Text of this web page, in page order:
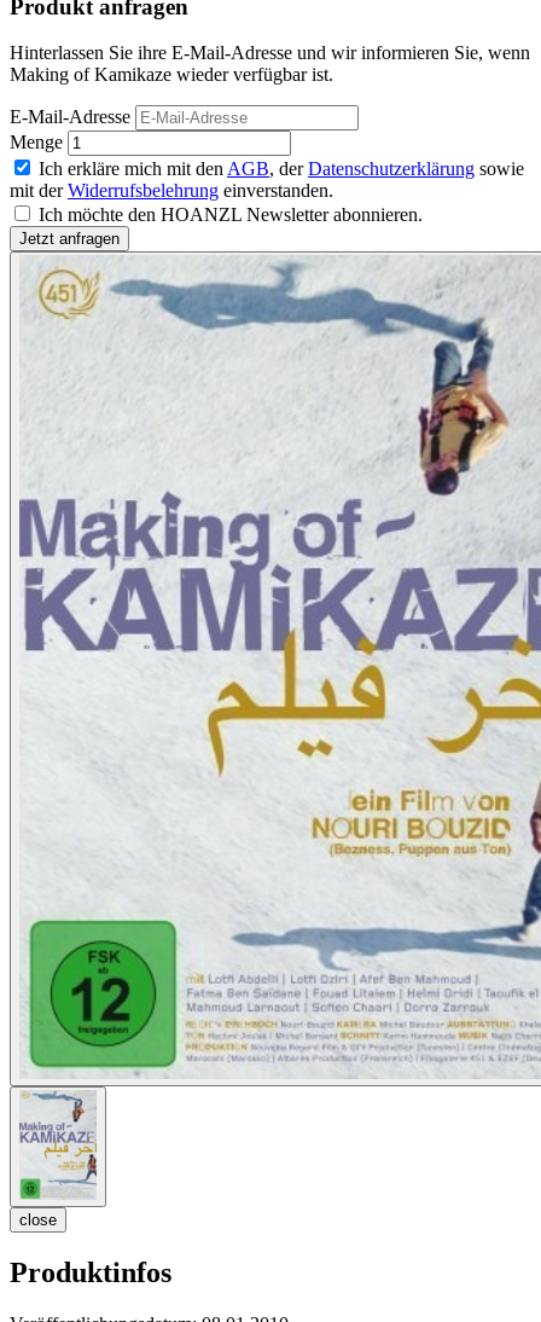
Produkt anfragen
Hinterlassen Sie ihre E-Mail-Adresse und wir informieren Sie, wenn
Making of Kamikaze wieder verfügbar ist.
E-Mail-Adresse
Menge
Ich erkläre mich mit den AGB, derDatenschutzerklärung sowie
mit derWiderrufsbelehrung einverstanden.
Ich möchte den HOANZL Newsletter abonnieren.
close
Produktinfos